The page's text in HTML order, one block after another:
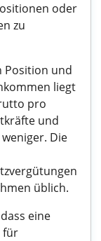
oder
zu
Position und
liegt
pro
und
Die
üblich.
eine
für